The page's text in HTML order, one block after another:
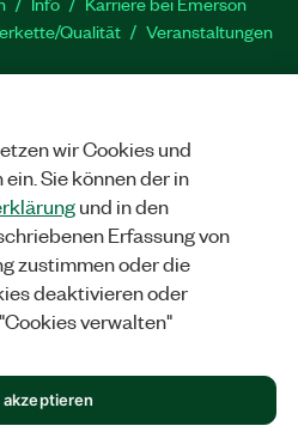
Qualität Veranstaltungen
stellen
Feedback
YouTube
TwitterFacebook
ALLE RECHTE VORBEHALTEN.
wir Cookies und
Sie können der in
und in den
Erfassung von
zustimmen oder die
deaktivieren oder
verwalten"
akzeptieren